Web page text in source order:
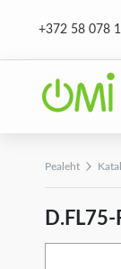
+372 58 078
Pealeht